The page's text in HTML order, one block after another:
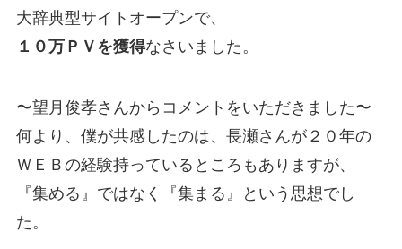
大辞典型サイトオープンで、
１０万ＰＶを獲得なさいました。
〜望月俊孝さんからコメントをいただきました〜
何より、僕が共感したのは、長瀬さんが２０年の
ＷＥＢの経験持っているところもありますが、
『集める』ではなく『集まる』という思想でし
た。